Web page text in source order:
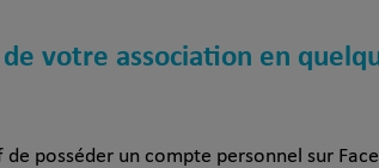
votre association en
posséder un compte personnel sur